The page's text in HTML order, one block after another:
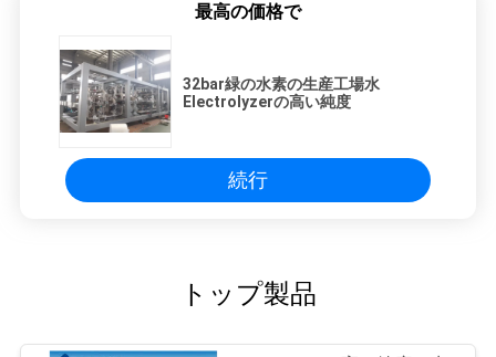
最高の価格で
32bar緑の水素の生産工場水
Electrolyzerの高い純度
続行
トップ製品